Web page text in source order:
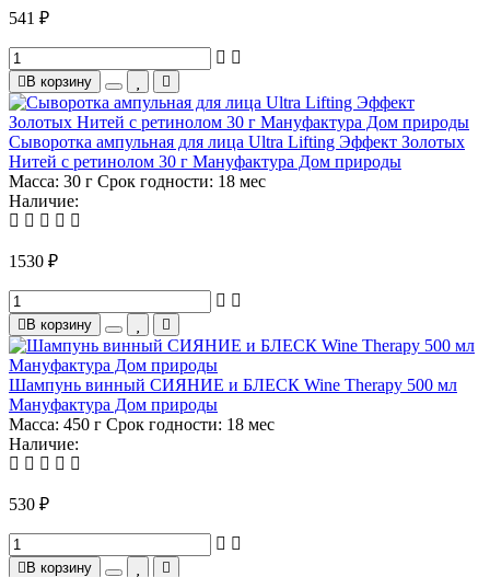
541 ₽
В корзину
Сыворотка ампульная для лица Ultra Lifting Эффект Золотых
Нитей с ретинолом 30 г Мануфактура Дом природы
Масса: 30 г Срок годности: 18 мес
Наличие:
1530 ₽
В корзину
Шампунь винный СИЯНИЕ и БЛЕСК Wine Therapy 500 мл
Мануфактура Дом природы
Масса: 450 г Срок годности: 18 мес
Наличие:
530 ₽
В корзину